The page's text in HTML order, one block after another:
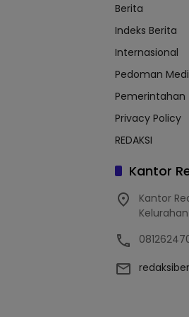
Berita
Indeks Berita
Internasional
Pedoman
Pemerintahan
Privacy Policy
REDAKSI
Kantor
Kantor